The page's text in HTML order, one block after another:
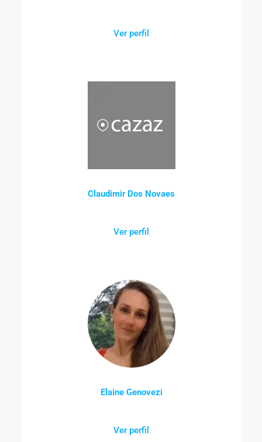
Ver perfil
Claudimir Dos Novaes
Ver perfil
Elaine Genovezi
Ver perfil